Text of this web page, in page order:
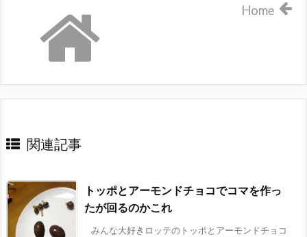
Home
関連記事
トッポとアーモンドチョコでコマを作っ
たが回るのかこれ
みんな大好きロッテのトッポとアーモンドチョコ